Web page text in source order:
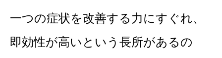
一つの症状を改善する力にすぐれ、
即効性が高いという長所があるの